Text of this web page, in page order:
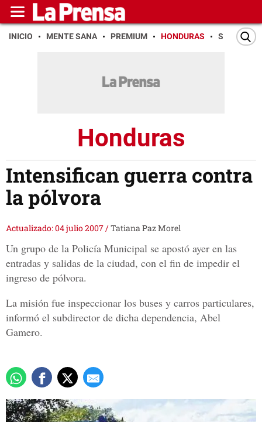
INICIO MENTE SANA PREMIUM HONDURAS SAN PEDRO
Honduras
Intensifican guerra contra
la pólvora
Actualizado: 04 julio 2007/Tatiana Paz Morel
Un grupo de la Policía Municipal se apostó ayer en las
entradas y salidas de la ciudad, con el fin de impedir el
ingreso de pólvora.
La misión fue inspeccionar los buses y carros particulares,
informó el subdirector de dicha dependencia, Abel
Gamero.